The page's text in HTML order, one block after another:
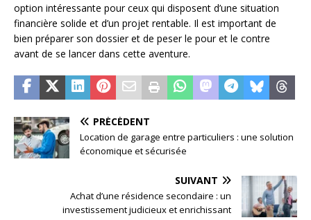
option intéressante pour ceux qui disposent d’une situation
financière solide et d’un projet rentable. Il est important de
bien préparer son dossier et de peser le pour et le contre
avant de se lancer dans cette aventure.
PRÉCÉDENT
Location de garage entre particuliers : une solution
économique et sécurisée
SUIVANT
Achat d’une résidence secondaire : un
investissement judicieux et enrichissant